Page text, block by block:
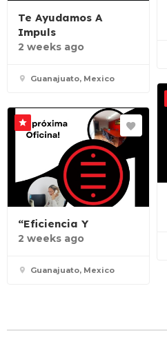
Te Ayudamos A
Impuls
2 weeks ago
Guanajuato, Mexico
“Eficiencia Y
2 weeks ago
Guanajuato, Mexico